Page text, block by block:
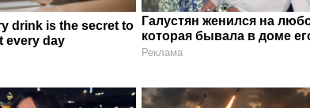
drink is the secret to
every day
Галустян женился на
которая бывала в доме
Реклама